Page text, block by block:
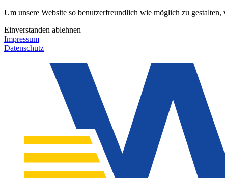
Um unsere Website so benutzerfreundlich wie möglich zu
Einverstanden ablehnen
Impressum
Datenschutz